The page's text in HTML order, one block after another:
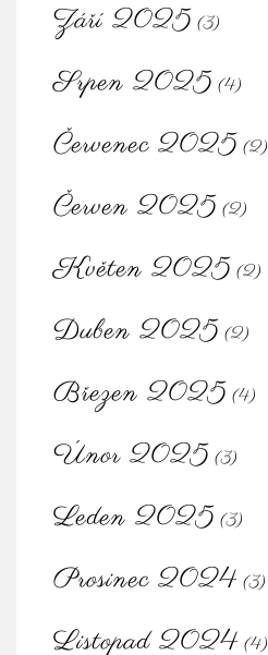
Září 2025 (3)
Srpen 2025 (4)
Červenec 2025 (2)
Červen 2025 (2)
Květen 2025 (2)
Duben 2025 (2)
Březen 2025 (4)
Únor 2025 (3)
Leden 2025 (3)
Prosinec 2024 (3)
Listopad 2024 (4)